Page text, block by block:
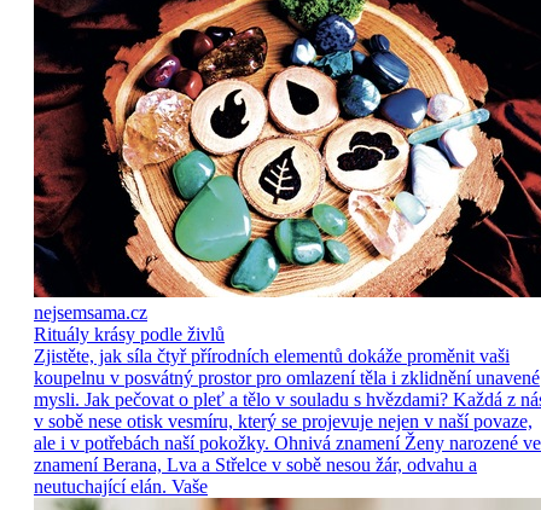
nejsemsama.cz
Rituály krásy podle živlů
Zjistěte, jak síla čtyř přírodních elementů dokáže proměnit vaši
koupelnu v posvátný prostor pro omlazení těla i zklidnění unavené
mysli. Jak pečovat o pleť a tělo v souladu s hvězdami? Každá z
v sobě nese otisk vesmíru, který se projevuje nejen v naší povaze,
ale i v potřebách naší pokožky. Ohnivá znamení Ženy narozené ve
znamení Berana, Lva a Střelce v sobě nesou žár, odvahu a
neutuchající elán. Vaše